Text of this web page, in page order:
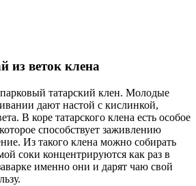
из веток клена
татарский клен. Молодые
дают настой с кислинкой,
В коре татарского клена есть особое
способствует заживлению
Из такого клена можно собирать
соки концентрируются как раз в
именно они и дарят чаю свой